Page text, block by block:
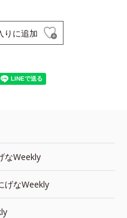
りに追加
なWeekly
げなWeekly